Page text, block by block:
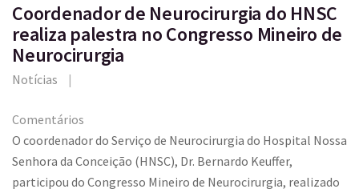
Coordenador de Neurocirurgia do HNSC
realiza palestra no Congresso Mineiro de
Neurocirurgia
Notícias
Comentários
O coordenador do Serviço de Neurocirurgia do Hospital Nossa
Senhora da Conceição (HNSC), Dr. Bernardo Keuffer,
participou do Congresso Mineiro de Neurocirurgia, realizado